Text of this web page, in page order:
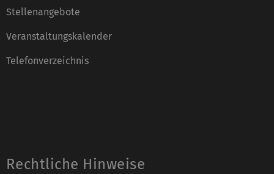
Stellenangebote
Veranstaltungskalender
Telefonverzeichnis
Rechtliche Hinweise